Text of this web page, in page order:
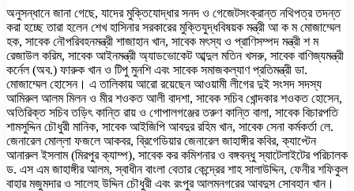
অনুসন্ধানে জানা গেছে, যাদের মুক্তিযোদ্ধার সনদ ও গেজেটসংক্রান্ত নথিপত্র তদন্ত
করা হচ্ছে তারা হলেন শেখ হাসিনার সরকারের মুক্তিযুদ্ধবিষয়ক মন্ত্রী আ ক ম মোজাম্মেল
হক, সাবেক নৌপরিবহনমন্ত্রী শাজাহান খান, সাবেক মৎস্য ও প্রাণিসম্পদ মন্ত্রী শ ম
রেজাউল করিম, সাবেক আইনমন্ত্রী অ্যাডভোকেট আব্দুল মতিন খসরু, সাবেক বাণিজ্যমন্ত্রী
কর্নেল (অব.) ফারুক খান ও টিপু মুনশি এবং সাবেক সমাজকল্যাণ প্রতিমন্ত্রী ডা.
মোজাম্মেল হোসেন। এ তালিকায় আরো রয়েছেন আওয়ামী লীগের দুই সংসদ সদস্য
আমিরুল আলম মিলন ও মীর শওকত আলী বাদশা, সাবেক সচিব খোন্দকার শওকত হোসেন,
অতিরিক্ত সচিব তড়িৎ কান্তি রায় ও গোপালগঞ্জের তরুণ কান্তি বালা, সাবেক বিচারপতি
শামসুদ্দিন চৌধুরী মানিক, সাবেক আইজিপি আবদুর রহিম খান, সাবেক সেনা কর্মকর্তা লে.
জেনারেল মোল্লা ফজলে আকবর, ব্রিগেডিয়ার জেনারেল জাহাঙ্গীর কবির, ক্যাপ্টেন
আনারুল ইসলাম (মিরপুর ক্যাম্প), সাবেক কর কমিশনার ও বঙ্গবন্ধু স্যাটেলাইটের পরিচালক
ড. এস এম জাহাঙ্গীর আলম, স্বাধীন বাংলা বেতার কেন্দ্রের শাহ সালাউদ্দিন, ফেনীর শফিকুল
বাহার মজুমদার ও সালেহ উদ্দিন চৌধুরী এবং রংপুর আলমনগরের আবদুস সোবহান খান।